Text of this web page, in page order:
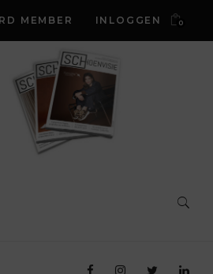
MEMBER INLOGGEN 0